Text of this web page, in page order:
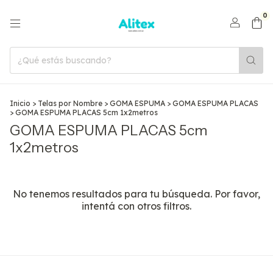
0
Inicio > Telas por Nombre > GOMA ESPUMA > GOMA ESPUMA PLACAS
> GOMA ESPUMA PLACAS 5cm 1x2metros
GOMA ESPUMA PLACAS 5cm
1x2metros
No tenemos resultados para tu búsqueda. Por favor,
intentá con otros filtros.